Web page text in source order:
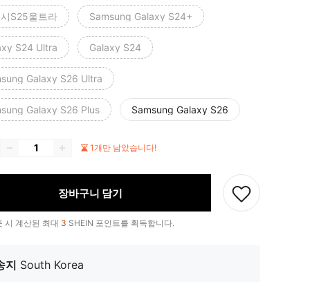
S25울트라 Samsung Galaxy S24+
S24 Ultra Galaxy S24
Galaxy S26 Ultra
Galaxy S26 Plus Samsung Galaxy S26
1개만 남았습니다!
장바구니 담기
시 계산된 최대 3 SHEIN 포인트를 획득합니다.
지 South Korea